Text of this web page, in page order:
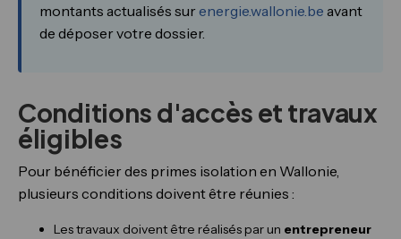
montants actualisés surenergie.wallonie.be avant
de déposer votre dossier.
Conditions d'accès et travaux
éligibles
Pour bénéficier des primes isolation en Wallonie,
plusieurs conditions doivent être réunies :
Les travaux doivent être réalisés par un entrepreneur